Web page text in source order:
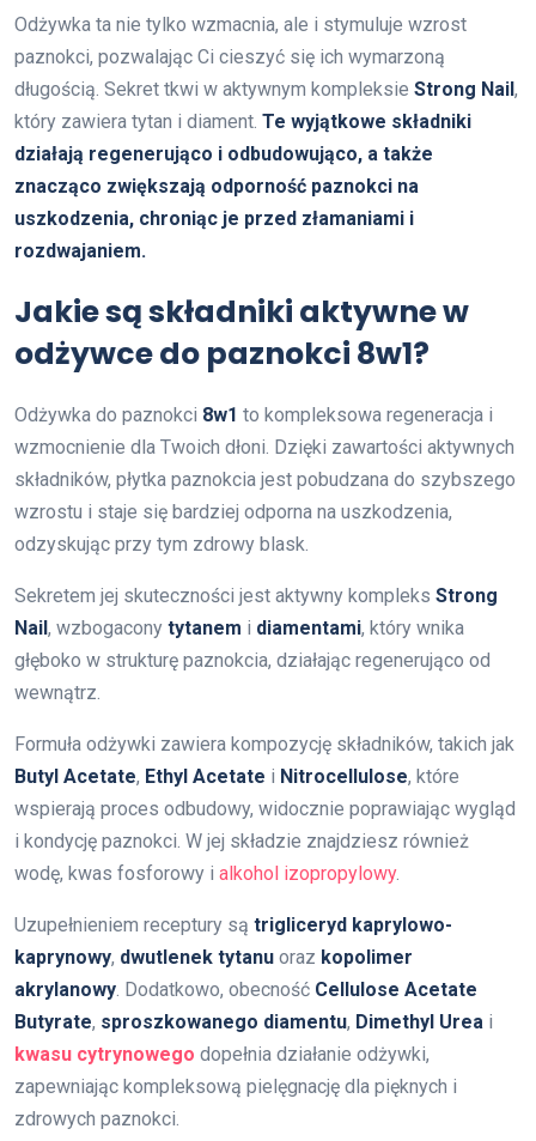
Odżywka ta nie tylko wzmacnia, ale i stymuluje wzrost
paznokci, pozwalając Ci cieszyć się ich wymarzoną
długością. Sekret tkwi w aktywnym kompleksie Strong Nail,
który zawiera tytan i diament. Te wyjątkowe składniki
działają regenerująco i odbudowująco, a także
znacząco zwiększają odporność paznokci na
uszkodzenia, chroniąc je przed złamaniami i
rozdwajaniem.
Jakie są składniki aktywne w
odżywce do paznokci 8w1?
Odżywka do paznokci 8w1 to kompleksowa regeneracja i
wzmocnienie dla Twoich dłoni. Dzięki zawartości aktywnych
składników, płytka paznokcia jest pobudzana do szybszego
wzrostu i staje się bardziej odporna na uszkodzenia,
odzyskując przy tym zdrowy blask.
Sekretem jej skuteczności jest aktywny kompleks Strong
Nail, wzbogacony tytanem i diamentami, który wnika
głęboko w strukturę paznokcia, działając regenerująco od
wewnątrz.
Formuła odżywki zawiera kompozycję składników, takich jak
Butyl Acetate, Ethyl Acetate i Nitrocellulose, które
wspierają proces odbudowy, widocznie poprawiając wygląd
i kondycję paznokci. W jej składzie znajdziesz również
wodę, kwas fosforowy i alkohol izopropylowy.
Uzupełnieniem receptury są trigliceryd kaprylowo-
kaprynowy, dwutlenek tytanu oraz kopolimer
akrylanowy. Dodatkowo, obecność Cellulose Acetate
Butyrate, sproszkowanego diamentu, Dimethyl Urea i
kwasu cytrynowego dopełnia działanie odżywki,
zapewniając kompleksową pielęgnację dla pięknych i
zdrowych paznokci.